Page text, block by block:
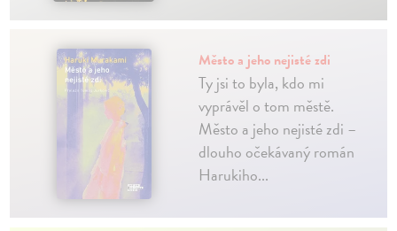
Město a jeho nejisté zdi
Ty jsi to byla, kdo mi
vyprávěl o tom městě.
Město a jeho nejisté zdi –
dlouho očekávaný román
Harukiho...